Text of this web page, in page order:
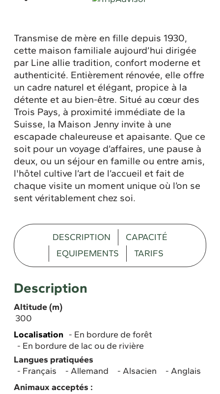
Transmise de mère en fille depuis 1930,
cette maison familiale aujourd’hui dirigée
par Line allie tradition, confort moderne et
authenticité. Entièrement rénovée, elle offre
un cadre naturel et élégant, propice à la
détente et au bien-être. Situé au cœur des
Trois Pays, à proximité immédiate de la
Suisse, la Maison Jenny invite à une
escapade chaleureuse et apaisante. Que ce
soit pour un voyage d’affaires, une pause à
deux, ou un séjour en famille ou entre amis,
l'hôtel cultive l’art de l’accueil et fait de
chaque visite un moment unique où l’on se
sent véritablement chez soi.
DESCRIPTION
CAPACITÉ
EQUIPEMENTS
TARIFS
Description
Altitude (m)
300
Localisation
En bordure de forêt
En bordure de lac ou de rivière
Langues pratiquées
Français
Allemand Alsacien
Anglais
Animaux acceptés :